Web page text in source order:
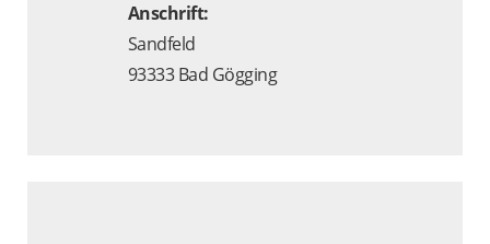
Anschrift:
Sandfeld
93333 Bad Gögging